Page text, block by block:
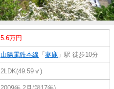
5.6万円
山陽電鉄本線 「 妻鹿 」駅 徒歩10分
2LDK(49.59㎡)